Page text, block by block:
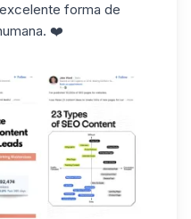
forma de
❤️